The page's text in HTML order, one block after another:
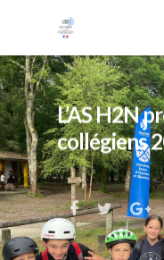
L’AS H2N
collégiens